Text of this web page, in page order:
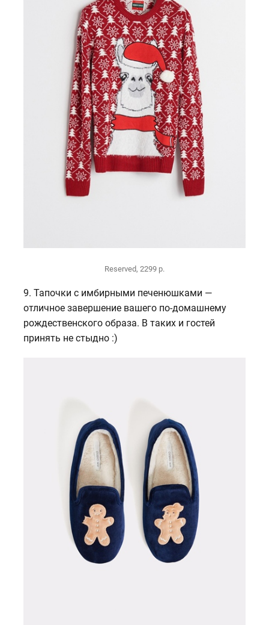
Reserved, 2299 р.
9. Тапочки с имбирными печенюшками —
отличное завершение вашего по-домашнему
рождественского образа. В таких и гостей
принять не стыдно :)